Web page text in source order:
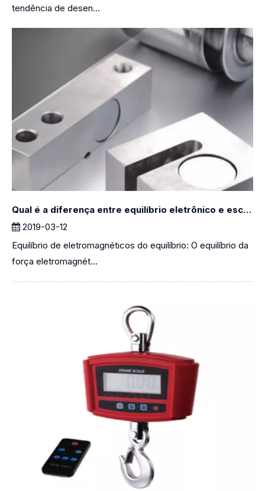
tendência de desen...
Qual é a diferença entre equilíbrio eletrônico e escala eletrônica?
2019-03-12
Equilíbrio de eletromagnéticos do equilíbrio: O equilíbrio da
força eletromagnét...